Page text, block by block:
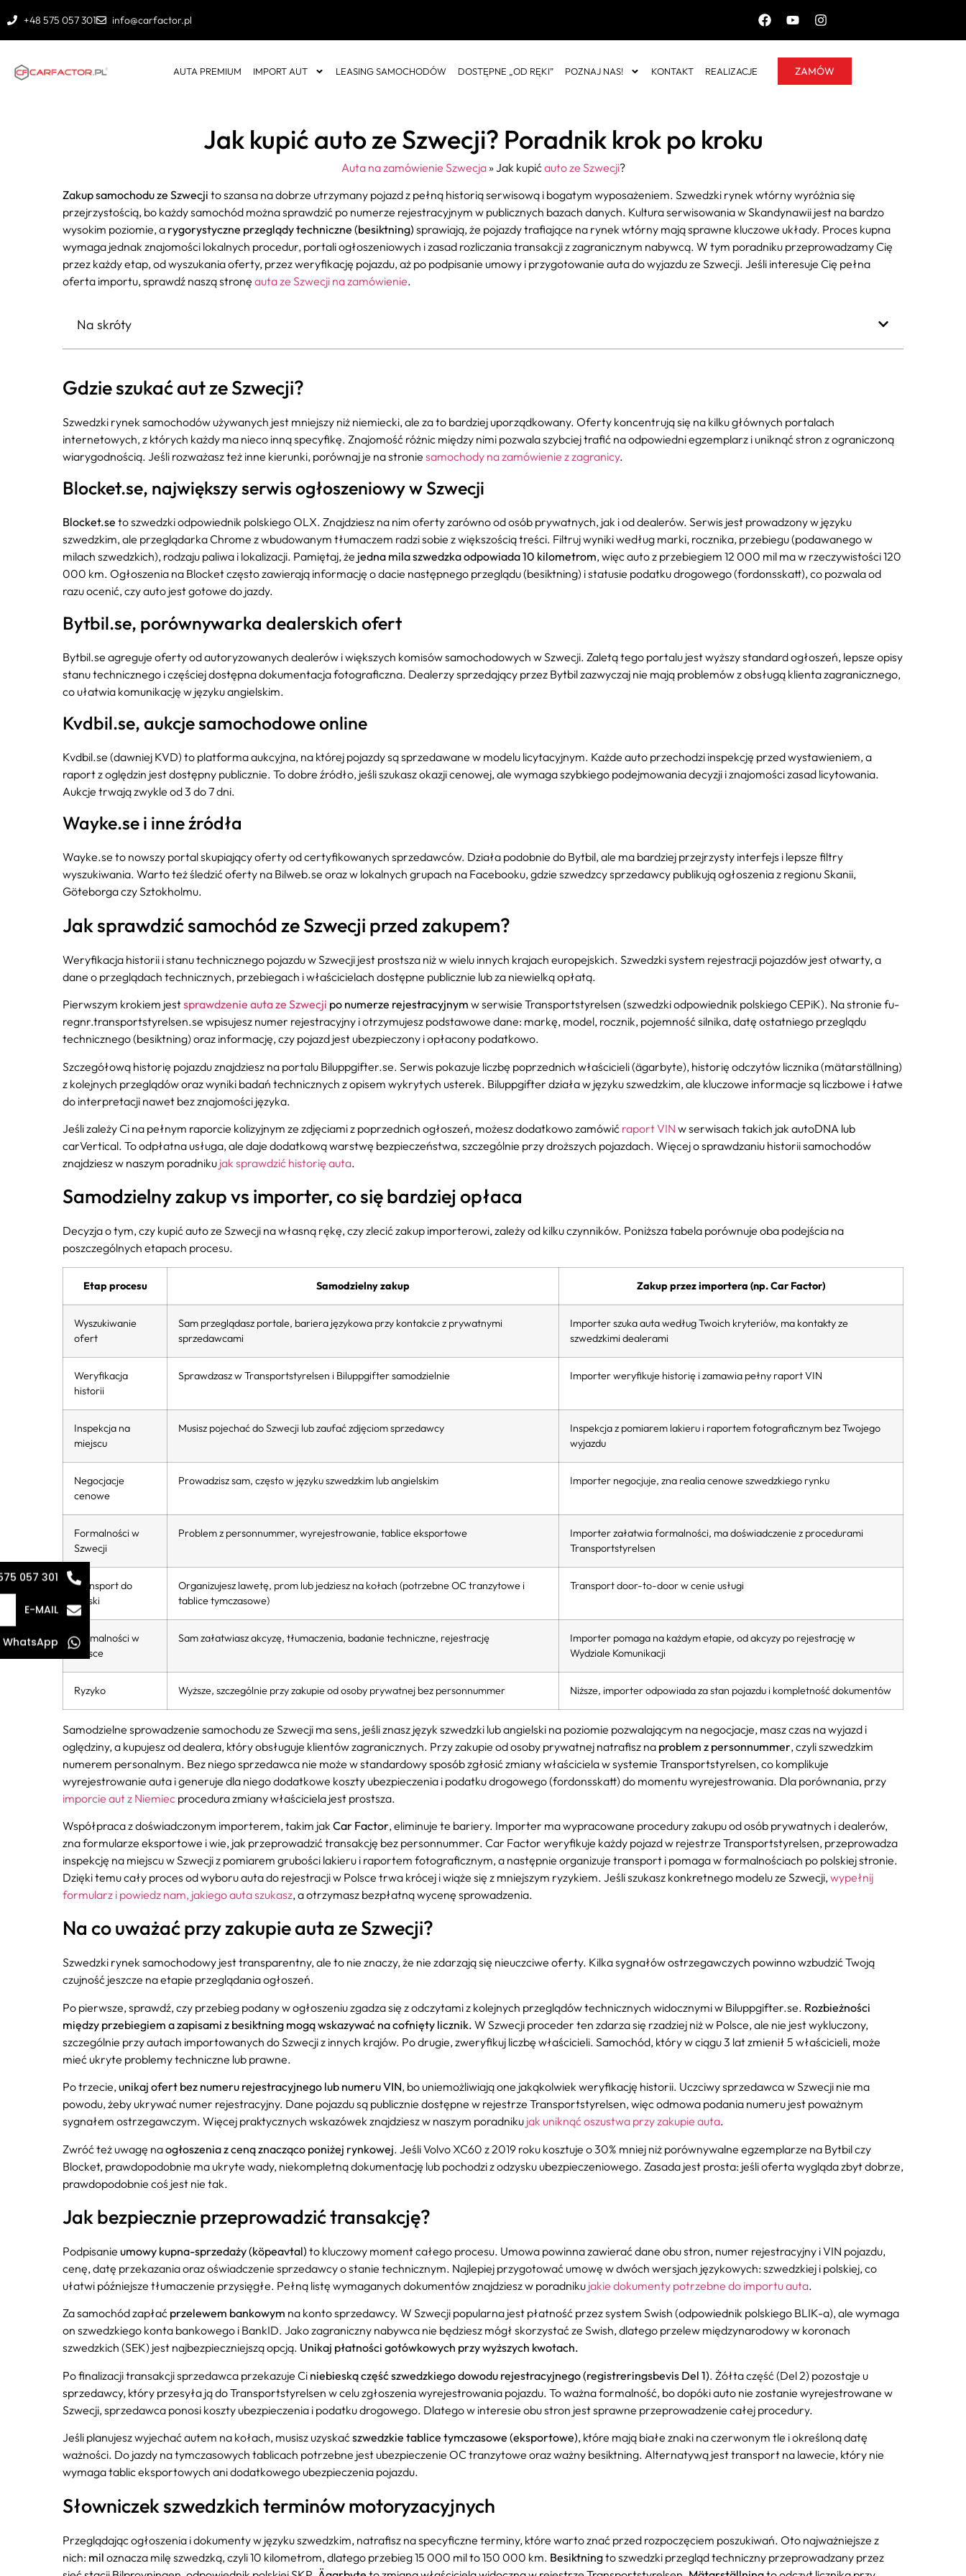
+48 575 057 301 info@carfactor.pl
AUTA PREMIUM IMPORT AUT LEASING SAMOCHODÓW DOSTĘPNE „OD RĘKI” POZNAJ NAS! KONTAKT REALIZACJE ZAMÓW
Jak kupić auto ze Szwecji? Poradnik krok po kroku
Auta na zamówienie Szwecja»Jak kupićauto ze Szwecji?
Zakup samochodu ze Szwecji to szansa na dobrze utrzymany pojazd z pełną historią serwisową i bogatym wyposażeniem. Szwedzki rynek wtórny wyróżnia się
przejrzystością, bo każdy samochód można sprawdzić po numerze rejestracyjnym w publicznych bazach danych. Kultura serwisowania w Skandynawii jest na bardzo
wysokim poziomie, a rygorystyczne przeglądy techniczne (besiktning) sprawiają, że pojazdy trafiające na rynek wtórny mają sprawne kluczowe układy. Proces kupna
wymaga jednak znajomości lokalnych procedur, portali ogłoszeniowych i zasad rozliczania transakcji z zagranicznym nabywcą. W tym poradniku przeprowadzamy Cię
przez każdy etap, od wyszukania oferty, przez weryfikację pojazdu, aż po podpisanie umowy i przygotowanie auta do wyjazdu ze Szwecji. Jeśli interesuje Cię pełna
oferta importu, sprawdź naszą stronę auta ze Szwecji na zamówienie.
Na skróty
Gdzie szukać aut ze Szwecji?
Szwedzki rynek samochodów używanych jest mniejszy niż niemiecki, ale za to bardziej uporządkowany. Oferty koncentrują się na kilku głównych portalach
internetowych, z których każdy ma nieco inną specyfikę. Znajomość różnic między nimi pozwala szybciej trafić na odpowiedni egzemplarz i uniknąć stron z ograniczoną
wiarygodnością. Jeśli rozważasz też inne kierunki, porównaj je na stronie samochody na zamówienie z zagranicy.
Blocket.se, największy serwis ogłoszeniowy w Szwecji
Blocket.se to szwedzki odpowiednik polskiego OLX. Znajdziesz na nim oferty zarówno od osób prywatnych, jak i od dealerów. Serwis jest prowadzony w języku
szwedzkim, ale przeglądarka Chrome z wbudowanym tłumaczem radzi sobie z większością treści. Filtruj wyniki według marki, rocznika, przebiegu (podawanego w
milach szwedzkich), rodzaju paliwa i lokalizacji. Pamiętaj, że jedna mila szwedzka odpowiada 10 kilometrom, więc auto z przebiegiem 12 000 mil ma w rzeczywistości 120
000 km. Ogłoszenia na Blocket często zawierają informację o dacie następnego przeglądu (besiktning) i statusie podatku drogowego (fordonsskatt), co pozwala od
razu ocenić, czy auto jest gotowe do jazdy.
Bytbil.se, porównywarka dealerskich ofert
Bytbil.se agreguje oferty od autoryzowanych dealerów i większych komisów samochodowych w Szwecji. Zaletą tego portalu jest wyższy standard ogłoszeń, lepsze opisy
stanu technicznego i częściej dostępna dokumentacja fotograficzna. Dealerzy sprzedający przez Bytbil zazwyczaj nie mają problemów z obsługą klienta zagranicznego,
co ułatwia komunikację w języku angielskim.
Kvdbil.se, aukcje samochodowe online
Kvdbil.se (dawniej KVD) to platforma aukcyjna, na której pojazdy są sprzedawane w modelu licytacyjnym. Każde auto przechodzi inspekcję przed wystawieniem, a
raport z oględzin jest dostępny publicznie. To dobre źródło, jeśli szukasz okazji cenowej, ale wymaga szybkiego podejmowania decyzji i znajomości zasad licytowania.
Aukcje trwają zwykle od 3 do 7 dni.
Wayke.se i inne źródła
Wayke.se to nowszy portal skupiający oferty od certyfikowanych sprzedawców. Działa podobnie do Bytbil, ale ma bardziej przejrzysty interfejs i lepsze filtry
wyszukiwania. Warto też śledzić oferty na Bilweb.se oraz w lokalnych grupach na Facebooku, gdzie szwedzcy sprzedawcy publikują ogłoszenia z regionu Skanii,
Göteborga czy Sztokholmu.
Jak sprawdzić samochód ze Szwecji przed zakupem?
Weryfikacja historii i stanu technicznego pojazdu w Szwecji jest prostsza niż w wielu innych krajach europejskich. Szwedzki system rejestracji pojazdów jest otwarty, a
dane o przeglądach technicznych, przebiegach i właścicielach dostępne publicznie lub za niewielką opłatą.
Pierwszym krokiem jestsprawdzenie auta ze Szwecji po numerze rejestracyjnym w serwisie Transportstyrelsen (szwedzki odpowiednik polskiego CEPiK). Na stronie fu-
regnr.transportstyrelsen.se wpisujesz numer rejestracyjny i otrzymujesz podstawowe dane: markę, model, rocznik, pojemność silnika, datę ostatniego przeglądu
technicznego (besiktning) oraz informację, czy pojazd jest ubezpieczony i opłacony podatkowo.
Szczegółową historię pojazdu znajdziesz na portalu Biluppgifter.se. Serwis pokazuje liczbę poprzednich właścicieli (ägarbyte), historię odczytów licznika (mätarställning)
z kolejnych przeglądów oraz wyniki badań technicznych z opisem wykrytych usterek. Biluppgifter działa w języku szwedzkim, ale kluczowe informacje są liczbowe i łatwe
do interpretacji nawet bez znajomości języka.
Jeśli zależy Ci na pełnym raporcie kolizyjnym ze zdjęciami z poprzednich ogłoszeń, możesz dodatkowo zamówić raport VIN w serwisach takich jak autoDNA lub
carVertical. To odpłatna usługa, ale daje dodatkową warstwę bezpieczeństwa, szczególnie przy droższych pojazdach. Więcej o sprawdzaniu historii samochodów
znajdziesz w naszym poradniku jak sprawdzić historię auta.
Samodzielny zakup vs importer, co się bardziej opłaca
Decyzja o tym, czy kupić auto ze Szwecji na własną rękę, czy zlecić zakup importerowi, zależy od kilku czynników. Poniższa tabela porównuje oba podejścia na
poszczególnych etapach procesu.
Etap procesu Samodzielny zakup Zakup przez importera (np. Car Factor)
Wyszukiwanie
ofert
Sam przeglądasz portale, bariera językowa przy kontakcie z prywatnymi
sprzedawcami
Importer szuka auta według Twoich kryteriów, ma kontakty ze
szwedzkimi dealerami
Weryfikacja
historii
Sprawdzasz w Transportstyrelsen i Biluppgifter samodzielnie Importer weryfikuje historię i zamawia pełny raport VIN
Inspekcja na
miejscu
Musisz pojechać do Szwecji lub zaufać zdjęciom sprzedawcy
Inspekcja z pomiarem lakieru i raportem fotograficznym bez Twojego
wyjazdu
Negocjacje
cenowe
Prowadzisz sam, często w języku szwedzkim lub angielskim Importer negocjuje, zna realia cenowe szwedzkiego rynku
Formalności w
Szwecji
Problem z personnummer, wyrejestrowanie, tablice eksportowe
Importer załatwia formalności, ma doświadczenie z procedurami
Transportstyrelsen
Transport do
Polski
Organizujesz lawetę, prom lub jedziesz na kołach (potrzebne OC tranzytowe i
tablice tymczasowe)
Transport door-to-door w cenie usługi
Formalności w
Polsce
Sam załatwiasz akcyzę, tłumaczenia, badanie techniczne, rejestrację
Importer pomaga na każdym etapie, od akcyzy po rejestrację w
Wydziale Komunikacji
Ryzyko Wyższe, szczególnie przy zakupie od osoby prywatnej bez personnummer Niższe, importer odpowiada za stan pojazdu i kompletność dokumentów
Samodzielne sprowadzenie samochodu ze Szwecji ma sens, jeśli znasz język szwedzki lub angielski na poziomie pozwalającym na negocjacje, masz czas na wyjazd i
oględziny, a kupujesz od dealera, który obsługuje klientów zagranicznych. Przy zakupie od osoby prywatnej natrafisz na problem z personnummer, czyli szwedzkim
numerem personalnym. Bez niego sprzedawca nie może w standardowy sposób zgłosić zmiany właściciela w systemie Transportstyrelsen, co komplikuje
wyrejestrowanie auta i generuje dla niego dodatkowe koszty ubezpieczenia i podatku drogowego (fordonsskatt) do momentu wyrejestrowania. Dla porównania, przy
imporcie aut z Niemiec procedura zmiany właściciela jest prostsza.
Współpraca z doświadczonym importerem, takim jakCar Factor, eliminuje te bariery. Importer ma wypracowane procedury zakupu od osób prywatnych i dealerów,
zna formularze eksportowe i wie, jak przeprowadzić transakcję bez personnummer. Car Factor weryfikuje każdy pojazd w rejestrze Transportstyrelsen, przeprowadza
inspekcję na miejscu w Szwecji z pomiarem grubości lakieru i raportem fotograficznym, a następnie organizuje transport i pomaga w formalnościach po polskiej stronie.
Dzięki temu cały proces od wyboru auta do rejestracji w Polsce trwa krócej i wiąże się z mniejszym ryzykiem. Jeśli szukasz konkretnego modelu ze Szwecji,wypełnij
formularz i powiedz nam, jakiego auta szukasz, a otrzymasz bezpłatną wycenę sprowadzenia.
Na co uważać przy zakupie auta ze Szwecji?
Szwedzki rynek samochodowy jest transparentny, ale to nie znaczy, że nie zdarzają się nieuczciwe oferty. Kilka sygnałów ostrzegawczych powinno wzbudzić Twoją
czujność jeszcze na etapie przeglądania ogłoszeń.
Po pierwsze, sprawdź, czy przebieg podany w ogłoszeniu zgadza się z odczytami z kolejnych przeglądów technicznych widocznymi w Biluppgifter.se. Rozbieżności
między przebiegiem a zapisami z besiktning mogą wskazywać na cofnięty licznik. W Szwecji proceder ten zdarza się rzadziej niż w Polsce, ale nie jest wykluczony,
szczególnie przy autach importowanych do Szwecji z innych krajów. Po drugie, zweryfikuj liczbę właścicieli. Samochód, który w ciągu 3 lat zmienił 5 właścicieli, może
mieć ukryte problemy techniczne lub prawne.
Po trzecie,unikaj ofert bez numeru rejestracyjnego lub numeru VIN, bo uniemożliwiają one jakąkolwiek weryfikację historii. Uczciwy sprzedawca w Szwecji nie ma
powodu, żeby ukrywać numer rejestracyjny. Dane pojazdu są publicznie dostępne w rejestrze Transportstyrelsen, więc odmowa podania numeru jest poważnym
sygnałem ostrzegawczym. Więcej praktycznych wskazówek znajdziesz w naszym poradniku jak uniknąć oszustwa przy zakupie auta.
Zwróć też uwagę naogłoszenia z ceną znacząco poniżej rynkowej. Jeśli Volvo XC60 z 2019 roku kosztuje o 30% mniej niż porównywalne egzemplarze na Bytbil czy
Blocket, prawdopodobnie ma ukryte wady, niekompletną dokumentację lub pochodzi z odzysku ubezpieczeniowego. Zasada jest prosta: jeśli oferta wygląda zbyt dobrze,
prawdopodobnie coś jest nie tak.
Jak bezpiecznie przeprowadzić transakcję?
Podpisanie umowy kupna-sprzedaży (köpeavtal) to kluczowy moment całego procesu. Umowa powinna zawierać dane obu stron, numer rejestracyjny i VIN pojazdu,
cenę, datę przekazania oraz oświadczenie sprzedawcy o stanie technicznym. Najlepiej przygotować umowę w dwóch wersjach językowych: szwedzkiej i polskiej, co
ułatwi późniejsze tłumaczenie przysięgłe. Pełną listę wymaganych dokumentów znajdziesz w poradniku jakie dokumenty potrzebne do importu auta.
Za samochód zapłać przelewem bankowym na konto sprzedawcy. W Szwecji popularna jest płatność przez system Swish (odpowiednik polskiego BLIK-a), ale wymaga
on szwedzkiego konta bankowego i BankID. Jako zagraniczny nabywca nie będziesz mógł skorzystać ze Swish, dlatego przelew międzynarodowy w koronach
szwedzkich (SEK) jest najbezpieczniejszą opcją. Unikaj płatności gotówkowych przy wyższych kwotach.
Po finalizacji transakcji sprzedawca przekazuje Ci niebieską część szwedzkiego dowodu rejestracyjnego (registreringsbevis Del 1). Żółta część (Del 2) pozostaje u
sprzedawcy, który przesyła ją do Transportstyrelsen w celu zgłoszenia wyrejestrowania pojazdu. To ważna formalność, bo dopóki auto nie zostanie wyrejestrowane w
Szwecji, sprzedawca ponosi koszty ubezpieczenia i podatku drogowego. Dlatego w interesie obu stron jest sprawne przeprowadzenie całej procedury.
Jeśli planujesz wyjechać autem na kołach, musisz uzyskaćszwedzkie tablice tymczasowe (eksportowe), które mają białe znaki na czerwonym tle i określoną datę
ważności. Do jazdy na tymczasowych tablicach potrzebne jest ubezpieczenie OC tranzytowe oraz ważny besiktning. Alternatywą jest transport na lawecie, który nie
wymaga tablic eksportowych ani dodatkowego ubezpieczenia pojazdu.
Słowniczek szwedzkich terminów motoryzacyjnych
Przeglądając ogłoszenia i dokumenty w języku szwedzkim, natrafisz na specyficzne terminy, które warto znać przed rozpoczęciem poszukiwań. Oto najważniejsze z
nich: mil oznacza milę szwedzką, czyli 10 kilometrom, dlatego przebieg 15 000 mil to 150 000 km. Besiktningto szwedzki przegląd techniczny przeprowadzany przez
057 301
E-MAIL
WhatsApp